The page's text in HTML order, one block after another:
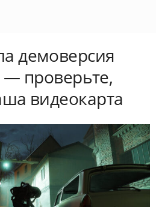
демоверсия
— проверьте,
видеокарта